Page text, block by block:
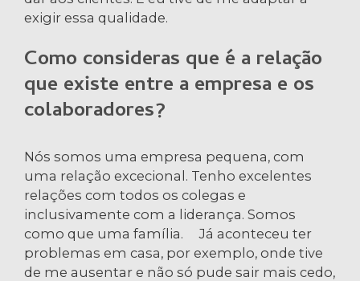
exigir essa qualidade.
Como consideras que é a relação
que existe entre a empresa e os
colaboradores?
Nós somos uma empresa pequena, com
uma relação excecional. Tenho excelentes
relações com todos os colegas e
inclusivamente com a liderança. Somos
como que uma família. Já aconteceu ter
problemas em casa, por exemplo, onde tive
de me ausentar e não só pude sair mais cedo,